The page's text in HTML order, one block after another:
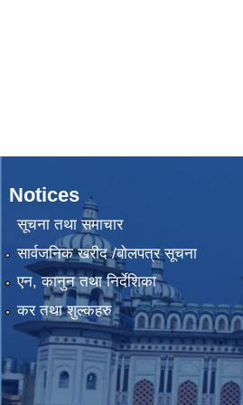
Notices
सूचना तथा समाचार
सार्वजनिक खरीद /बोलपत्र सूचना
एन, कानुन तथा निर्देशिका
कर तथा शुल्कहरु